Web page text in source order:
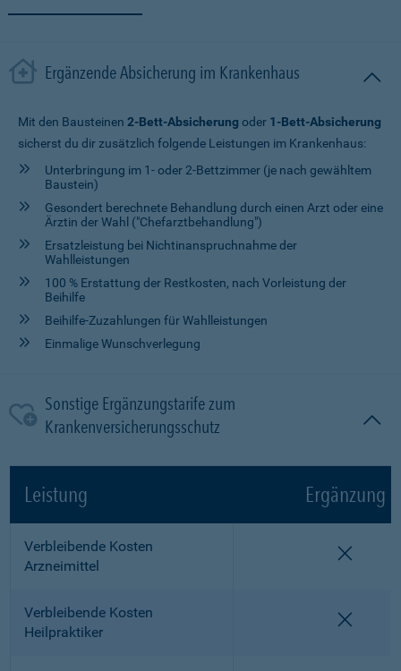
Ergänzende Absicherung im Krankenhaus
Mit den Bausteinen 2-Bett-Absicherung oder 1-Bett-Absicherung
sicherst du dir zusätzlich folgende Leistungen im Krankenhaus:
Unterbringung im 1- oder 2-Bettzimmer (je nach gewähltem
Baustein)
Gesondert berechnete Behandlung durch einen Arzt oder eine
Ärztin der Wahl ("Chefarztbehandlung")
Ersatzleistung bei Nichtinanspruchnahme der
Wahlleistungen
100 % Erstattung der Restkosten, nach Vorleistung der
Beihilfe
Beihilfe-Zuzahlungen für Wahlleistungen
Einmalige Wunschverlegung
Sonstige Ergänzungstarife zum
Krankenversicherungsschutz
Leistung Ergänzung
Verbleibende Kosten
Arzneimittel
Verbleibende Kosten
Heilpraktiker